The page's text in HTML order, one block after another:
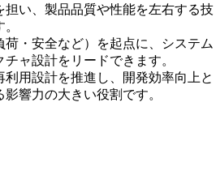
担い、製品品質や性能を左右する技
荷・安全など）を起点に、システム
ャ設計をリードできます。
利用設計を推進し、開発効率向上と
響力の大きい役割です。